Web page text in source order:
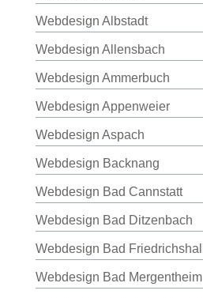
Webdesign Albstadt
Webdesign Allensbach
Webdesign Ammerbuch
Webdesign Appenweier
Webdesign Aspach
Webdesign Backnang
Webdesign Bad Cannstatt
Webdesign Bad Ditzenbach
Webdesign Bad Friedrichshall
Webdesign Bad Mergentheim